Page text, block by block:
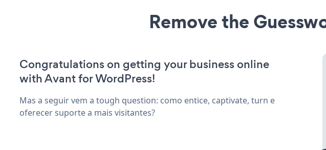
Remove the
Congratulations on getting your business online
with Avant for WordPress!
Mas a seguir vem a tough question: como entice, captivate, turn e
oferecer suporte a mais visitantes?